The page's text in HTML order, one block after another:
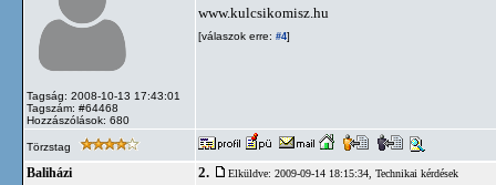
Tagság: 2008-10-13 17:43:01
Tagszám: #64468
Hozzászólások: 680
www.kulcsikomisz.hu
[válaszok erre: #4]
Törzstag
Baliházi 2. Elküldve: 2009-09-14 18:15:34, Technikai kérdések